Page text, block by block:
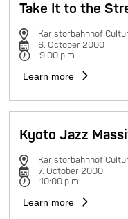
Take It to the
Karlstorbahnhof
6. October 2000
9:00 p.m.
Learn more
Kyoto Jazz
Karlstorbahnhof
7. October 2000
10:00 p.m.
Learn more